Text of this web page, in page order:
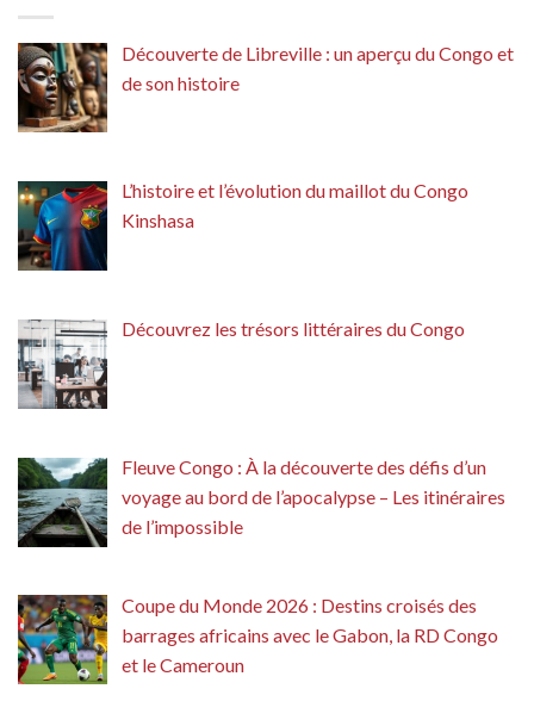
Découverte de Libreville : un aperçu du Congo et
de son histoire
L’histoire et l’évolution du maillot du Congo
Kinshasa
Découvrez les trésors littéraires du Congo
Fleuve Congo : À la découverte des défis d’un
voyage au bord de l’apocalypse – Les itinéraires
de l’impossible
Coupe du Monde 2026 : Destins croisés des
barrages africains avec le Gabon, la RD Congo
et le Cameroun